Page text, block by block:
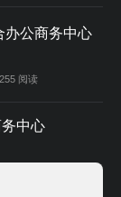
办公商务中心
阅读
中心